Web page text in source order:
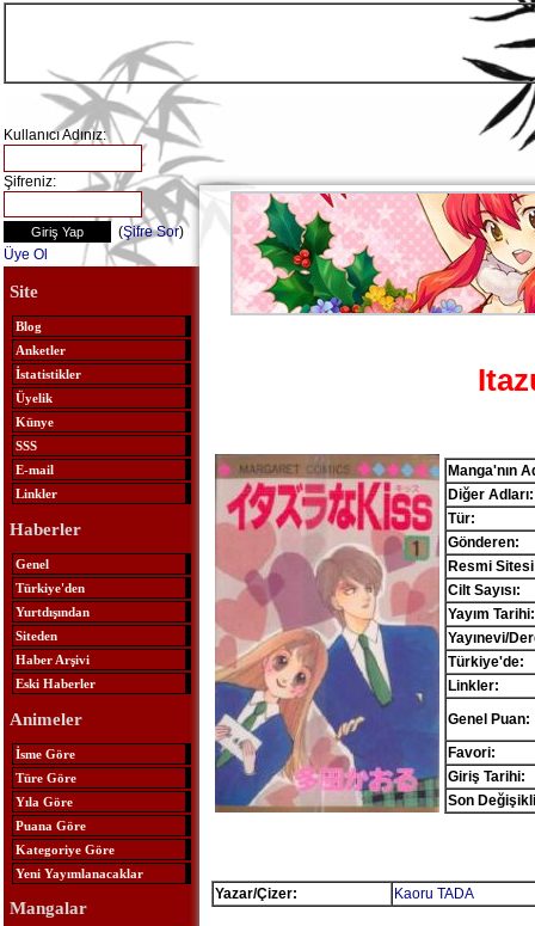
Kullanıcı Adınız:
Şifreniz:
(Şifre Sor)
Üye Ol
Site
Blog
Anketler
İstatistikler
Üyelik
Künye
SSS
E-mail
Linkler
Haberler
Genel
Türkiye'den
Yurtdışından
Siteden
Haber Arşivi
Eski Haberler
Animeler
İsme Göre
Türe Göre
Yıla Göre
Puana Göre
Kategoriye Göre
Yeni Yayımlanacaklar
Mangalar
Manga'nın
Diğer Adları:
Tür:
Gönderen:
Resmi
Cilt Sayısı:
Yayım Tarihi:
Yayınevi/
Türkiye'de:
Linkler:
Genel Puan:
Favori:
Giriş Tarihi:
Son
Yazar/Çizer: Kaoru TADA